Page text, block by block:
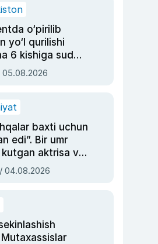
o‘pirilib
yo‘l qurilishi
6 kishiga sud
05.08.2026
baxti uchun
edi”. Bir umr
aktrisa va
Rimma
04.08.2026
Mutaxassislar